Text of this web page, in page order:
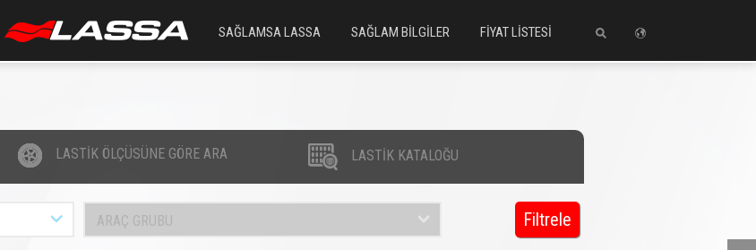
SAĞLAMSA LASSA SAĞLAM BİLGİLER FİYAT LİSTESİ
LASTİK ÖLÇÜSÜNE GÖRE ARA LASTİK KATALOĞU
ARAÇ GRUBU Filtrele